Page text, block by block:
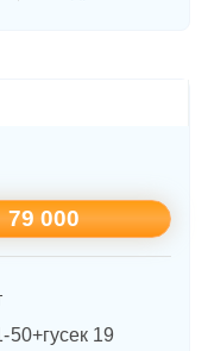
79 000
50+гусек 19